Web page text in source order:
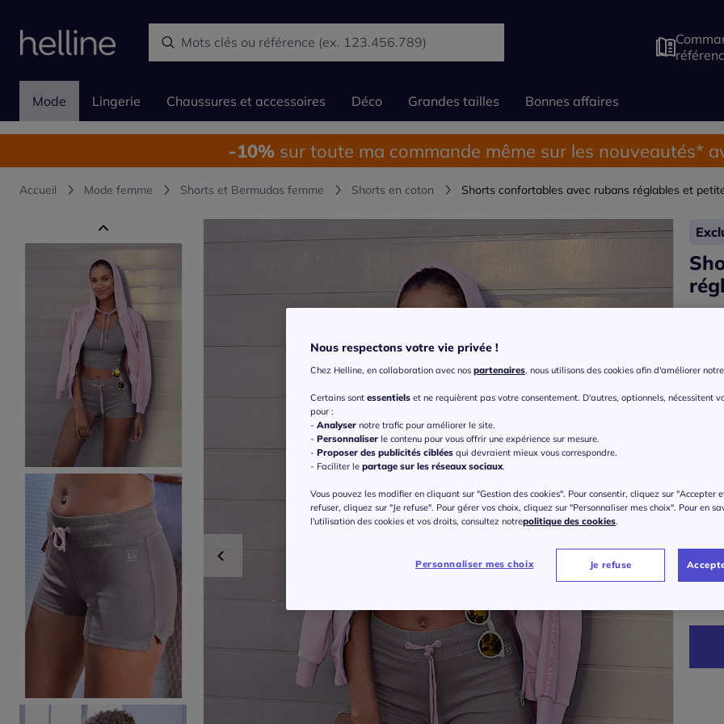
Mode Lingerie Chaussures et accessoires Déco Grandes tailles Bonnes affaires
-10% sur toute ma commande même sur les nouveautés*
Accueil Mode femme Shorts et Bermudas femme Shorts en coton Shorts confortables avec rubans réglables et
S
M
Nous respectons votre vie privée !
Chez Helline, en collaboration avec nos partenaires, nous utilisons des cookies afin d'améliorer
Certains sont essentiels et ne requièrent pas votre consentement. D'autres, optionnels, nécessitent
pour :
- Analyser notre trafic pour améliorer le site.
- Personnaliser le contenu pour vous offrir une expérience sur mesure.
- Proposer des publicités ciblées qui devraient mieux vous correspondre.
- Faciliter le partage sur les réseaux sociaux.
Vous pouvez les modifier en cliquant sur "Gestion des cookies". Pour consentir, cliquez sur "Accepter
refuser, cliquez sur "Je refuse". Pour gérer vos choix, cliquez sur "Personnaliser mes choix". Pour en
l'utilisation des cookies et vos droits, consultez notrepolitique des cookies.
Personnaliser mes choix Je refuse